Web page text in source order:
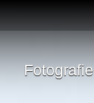
Fotografie